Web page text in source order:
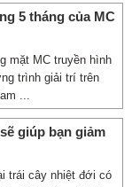
5 tháng của MC
mặt MC truyền hình
trình giải trí trên
...
giúp bạn giảm
trái cây nhiệt đới có